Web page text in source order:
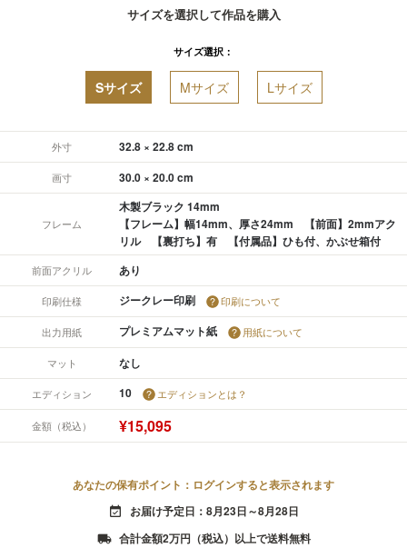
サイズを選択して作品を購入
サイズ選択：
Sサイズ Mサイズ Lサイズ
外寸 32.8 × 22.8 cm
画寸 30.0 × 20.0 cm
フレーム
木製ブラック 14mm
【フレーム】幅14mm、厚さ24mm 【前面】2mmアク
リル 【裏打ち】有 【付属品】ひも付、かぶせ箱付
前面アクリル あり
印刷仕様 ジークレー印刷 印刷について
出力用紙 プレミアムマット紙 用紙について
マット なし
エディション 10 エディションとは？
金額（税込） ¥15,095
あなたの保有ポイント：ログインすると表示されます
event_available お届け予定日：8月23日～8月28日
local_shipping 合計金額2万円（税込）以上で送料無料